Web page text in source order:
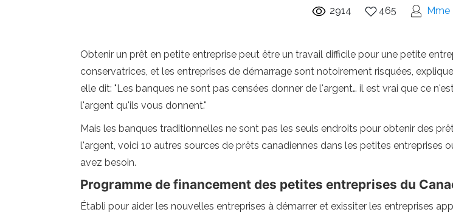
2914 465 Mme
Obtenir un prêt en petite entreprise peut être un travail difficile pour une petite
conservatrices, et les entreprises de démarrage sont notoirement risquées,
elle dit: "Les banques ne sont pas censées donner de l'argent… il est vrai que ce
l'argent qu'ils vous donnent."
Mais les banques traditionnelles ne sont pas les seuls endroits pour obtenir des
l'argent, voici 10 autres sources de prêts canadiennes dans les petites
avez besoin.
Programme de financement des petites entreprises du
Établi pour aider les nouvelles entreprises à démarrer et exissiter les entreprises